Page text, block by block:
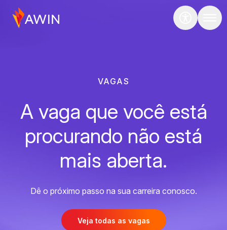
VAGAS
A vaga que você está
procurando não está
mais aberta.
Dê o próximo passo na sua carreira conosco.
Veja todas as vagas